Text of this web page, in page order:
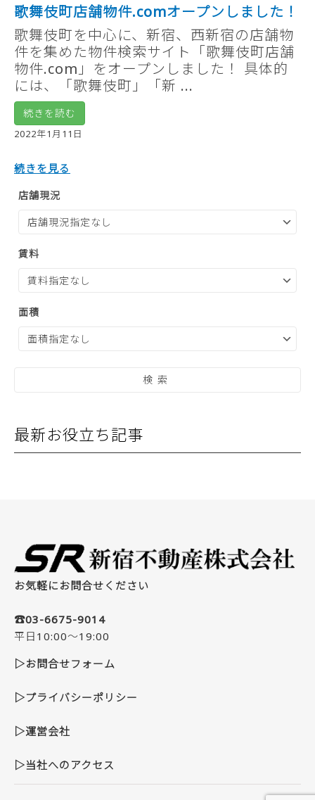
歌舞伎町店舗物件.comオープンしました！
歌舞伎町を中心に、新宿、西新宿の店舗物
件を集めた物件検索サイト「歌舞伎町店舗
物件.com」をオープンしました！ 具体的
には、「歌舞伎町」「新 ...
続きを読む
2022年1月11日
続きを見る
店舗現況
賃料
面積
最新お役立ち記事
お気軽にお問合せください
☎03-6675-9014
平日10:00～19:00
▷お問合せフォーム
▷プライバシーポリシー
▷運営会社
▷当社へのアクセス